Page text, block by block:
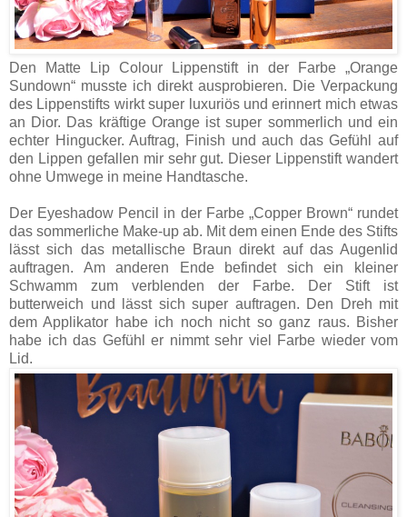
Den Matte Lip Colour Lippenstift in der Farbe „Orange
Sundown“ musste ich direkt ausprobieren. Die Verpackung
des Lippenstifts wirkt super luxuriös und erinnert mich etwas
an Dior. Das kräftige Orange ist super sommerlich und ein
echter Hingucker. Auftrag, Finish und auch das Gefühl auf
den Lippen gefallen mir sehr gut. Dieser Lippenstift wandert
ohne Umwege in meine Handtasche.
Der Eyeshadow Pencil in der Farbe „Copper Brown“ rundet
das sommerliche Make-up ab. Mit dem einen Ende des Stifts
lässt sich das metallische Braun direkt auf das Augenlid
auftragen. Am anderen Ende befindet sich ein kleiner
Schwamm zum verblenden der Farbe. Der Stift ist
butterweich und lässt sich super auftragen. Den Dreh mit
dem Applikator habe ich noch nicht so ganz raus. Bisher
habe ich das Gefühl er nimmt sehr viel Farbe wieder vom
Lid.